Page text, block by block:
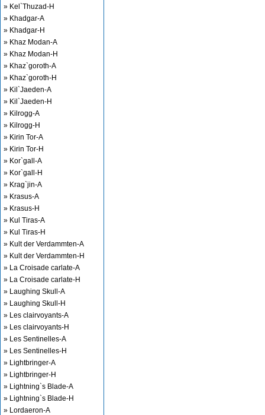
» Kel`Thuzad-H
» Khadgar-A
» Khadgar-H
» Khaz Modan-A
» Khaz Modan-H
» Khaz`goroth-A
» Khaz`goroth-H
» Kil`Jaeden-A
» Kil`Jaeden-H
» Kilrogg-A
» Kilrogg-H
» Kirin Tor-A
» Kirin Tor-H
» Kor`gall-A
» Kor`gall-H
» Krag`jin-A
» Krasus-A
» Krasus-H
» Kul Tiras-A
» Kul Tiras-H
» Kult der Verdammten-A
» Kult der Verdammten-H
» La Croisade carlate-A
» La Croisade carlate-H
» Laughing Skull-A
» Laughing Skull-H
» Les clairvoyants-A
» Les clairvoyants-H
» Les Sentinelles-A
» Les Sentinelles-H
» Lightbringer-A
» Lightbringer-H
» Lightning`s Blade-A
» Lightning`s Blade-H
» Lordaeron-A